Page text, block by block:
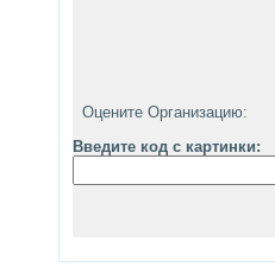
Оцените Организацию:
Введите код с картинки: